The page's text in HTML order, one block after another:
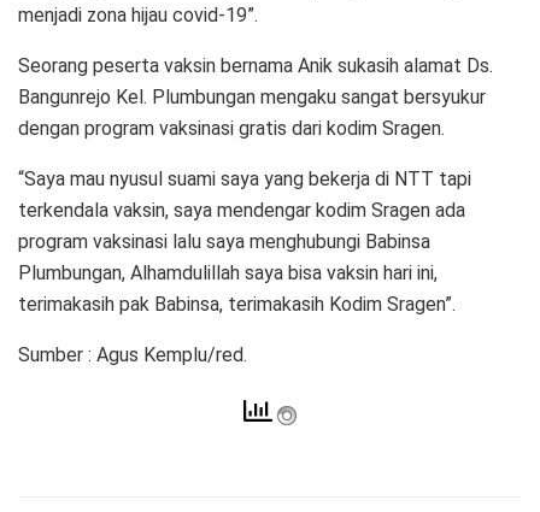
menjadi zona hijau covid-19”.
Seorang peserta vaksin bernama Anik sukasih alamat Ds.
Bangunrejo Kel. Plumbungan mengaku sangat bersyukur
dengan program vaksinasi gratis dari kodim Sragen.
“Saya mau nyusul suami saya yang bekerja di NTT tapi
terkendala vaksin, saya mendengar kodim Sragen ada
program vaksinasi lalu saya menghubungi Babinsa
Plumbungan, Alhamdulillah saya bisa vaksin hari ini,
terimakasih pak Babinsa, terimakasih Kodim Sragen”.
Sumber : Agus Kemplu/red.